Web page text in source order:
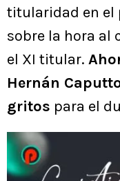
titularidad en el
sobre la hora al
el XI titular.
Hernán
gritos para el